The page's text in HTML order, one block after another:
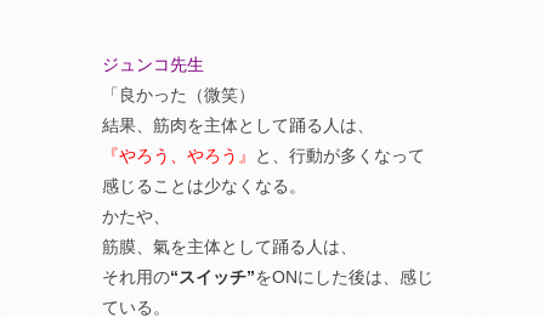
ジュンコ先生
「良かった（微笑）
結果、筋肉を主体として踊る人は、
『やろう、やろう』
と、行動が多くなって
感じることは少なくなる。
かたや、
筋膜、氣を主体として踊る人は、
それ用の“スイッチ”をONにした後は、感じ
ている。